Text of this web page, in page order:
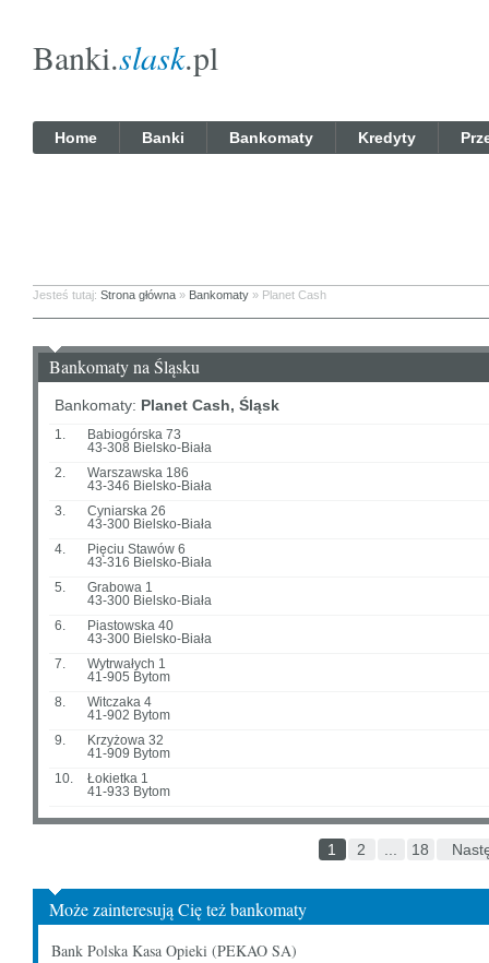
Banki.slask.pl
Home Banki Bankomaty Kredyty
Jesteś tutaj: Strona główna » Bankomaty » Planet Cash
Bankomaty na Śląsku
Bankomaty: Planet Cash, Śląsk
1.
Babiogórska 73
43-308 Bielsko-Biała
2.
Warszawska 186
43-346 Bielsko-Biała
3.
Cyniarska 26
43-300 Bielsko-Biała
4.
Pięciu Stawów 6
43-316 Bielsko-Biała
5.
Grabowa 1
43-300 Bielsko-Biała
6.
Piastowska 40
43-300 Bielsko-Biała
7.
Wytrwałych 1
41-905 Bytom
8.
Witczaka 4
41-902 Bytom
9.
Krzyżowa 32
41-909 Bytom
10.
Łokietka 1
41-933 Bytom
1 2 18
Może zainteresują Cię też bankomaty
Bank Polska Kasa Opieki (PEKAO SA)